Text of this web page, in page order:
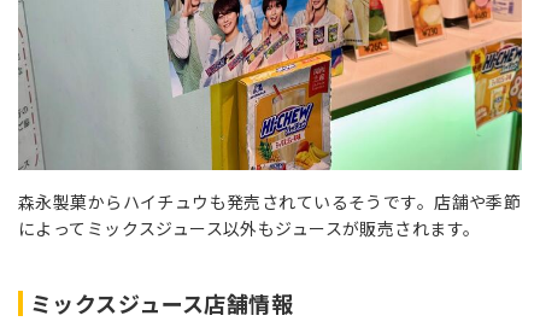
森永製菓からハイチュウも発売されているそうです。店舗や季節
によってミックスジュース以外もジュースが販売されます。
ミックスジュース店舗情報